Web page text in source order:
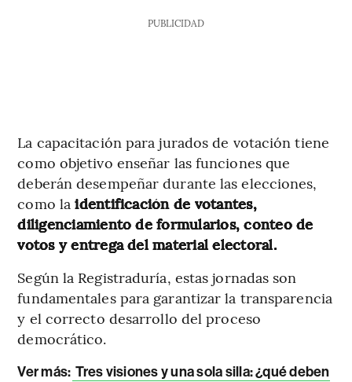
PUBLICIDAD
La capacitación para jurados de votación tiene
como objetivo enseñar las funciones que
deberán desempeñar durante las elecciones,
como la identificación de votantes,
diligenciamiento de formularios, conteo de
votos y entrega del material electoral.
Según la Registraduría, estas jornadas son
fundamentales para garantizar la transparencia
y el correcto desarrollo del proceso
democrático.
Ver más: Tres visiones y una sola silla: ¿qué deben